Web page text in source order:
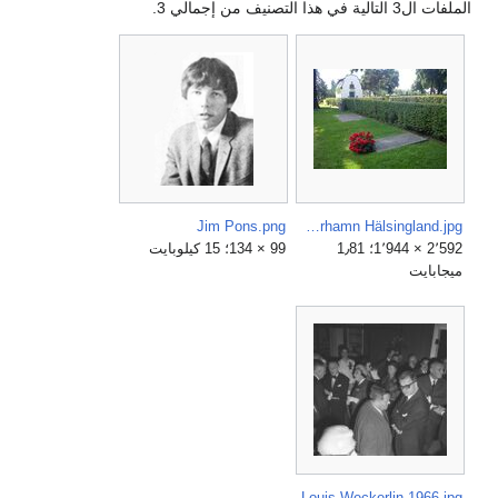
الملفات ال3 التالية في هذا التصنيف من إجمالي 3.
Bergman Ulrika Eleonora kyrka, Söderhamn Hälsingland.jpg
2٬592 × 1٬944؛ 1٫81
ميجابايت
Jim Pons.png
99 × 134؛ 15 كيلوبايت